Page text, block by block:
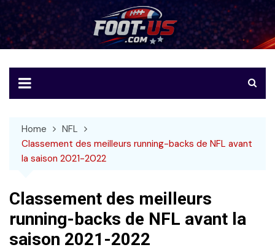
to
content
Foot-US
Le football américain en français
Home
NFL
Classement des meilleurs running-backs de NFL avant
la saison 2021-2022
Classement des meilleurs
running-backs de NFL avant la
saison 2021-2022